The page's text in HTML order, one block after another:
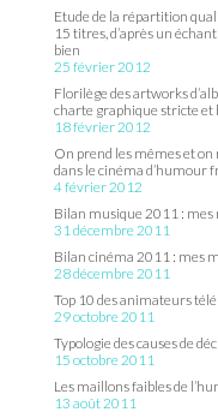
Etude de la répartition
15 titres, d’après un
bien
25 février 2012
Florilège des artworks
charte graphique stricte et
18 février 2012
On prend les mêmes et
dans le cinéma d’humour
4 février 2012
Bilan musique 2011 : mes
31 décembre 2011
Bilan cinéma 2011 : mes
28 décembre 2011
Top 10 des animateurs
29 octobre 2011
Typologie des causes de
15 octobre 2011
Les maillons faibles de
13 août 2011